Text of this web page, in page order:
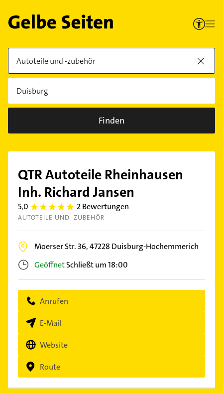
Finden
QTR Autoteile Rheinhausen
Inh. Richard Jansen
5,0 5.0 2 Bewertungen
AUTOTEILE UND -ZUBEHÖR
Moerser Str. 36,47228 Duisburg-Hochemmerich
GeöffnetSchließt um 18:00
Anrufen
E-Mail
Website
Route